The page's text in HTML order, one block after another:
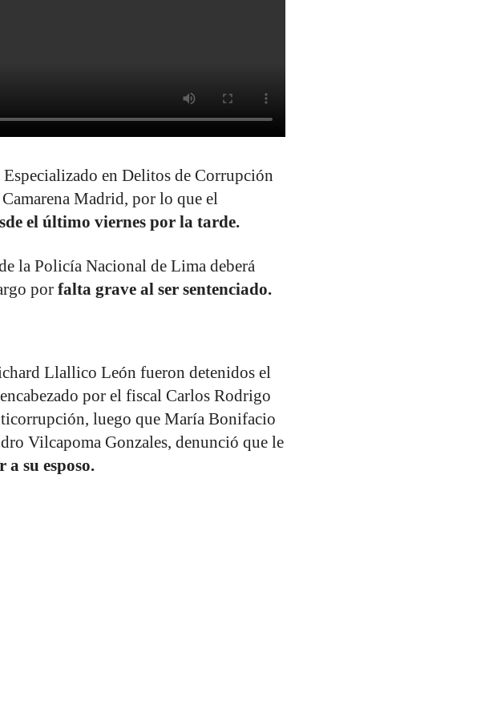
en Delitos de Corrupción
Madrid, por lo que el
el último viernes por la tarde.
la Policía Nacional de Lima deberá
por falta grave al ser sentenciado.
Llallico León fueron detenidos el
por el fiscal Carlos Rodrigo
luego que María Bonifacio
Vilcapoma Gonzales, denunció que le
su esposo.